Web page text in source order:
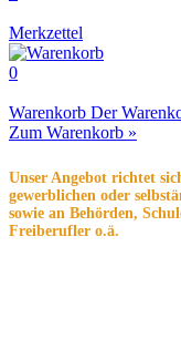
Merkzettel
0
Warenkorb Der
Zum Warenkorb »
Unser Angebot richtet
gewerblichen oder
sowie an Behörden,
Freiberufler o.ä.